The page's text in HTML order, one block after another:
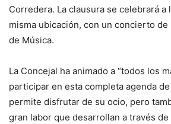
Corredera. La clausura se celebrará a
misma ubicación, con un concierto de
de Música.
La Concejal ha animado a “todos los
participar en esta completa agenda
permite disfrutar de su ocio, pero
gran labor que desarrollan a través de